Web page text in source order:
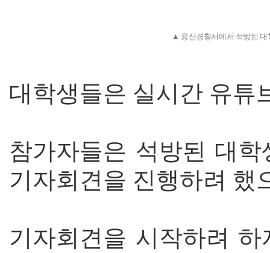
▲ 용산경찰서에서 석방된
대학생들은 실시간 유튜
참가자들은 석방된 대
기자회견을 진행하려 했
기자회견을 시작하려